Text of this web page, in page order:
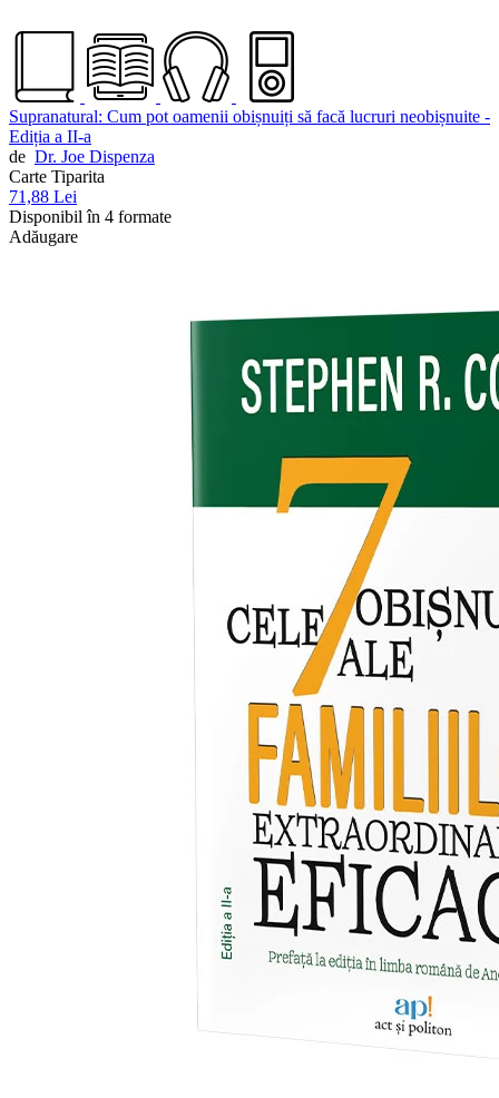
Supranatural: Cum pot oamenii obișnuiți să facă lucruri neobișnuite -
Ediția a II-a
de Dr. Joe Dispenza
Carte Tiparita
71,88 Lei
Disponibil în 4 formate
Adăugare